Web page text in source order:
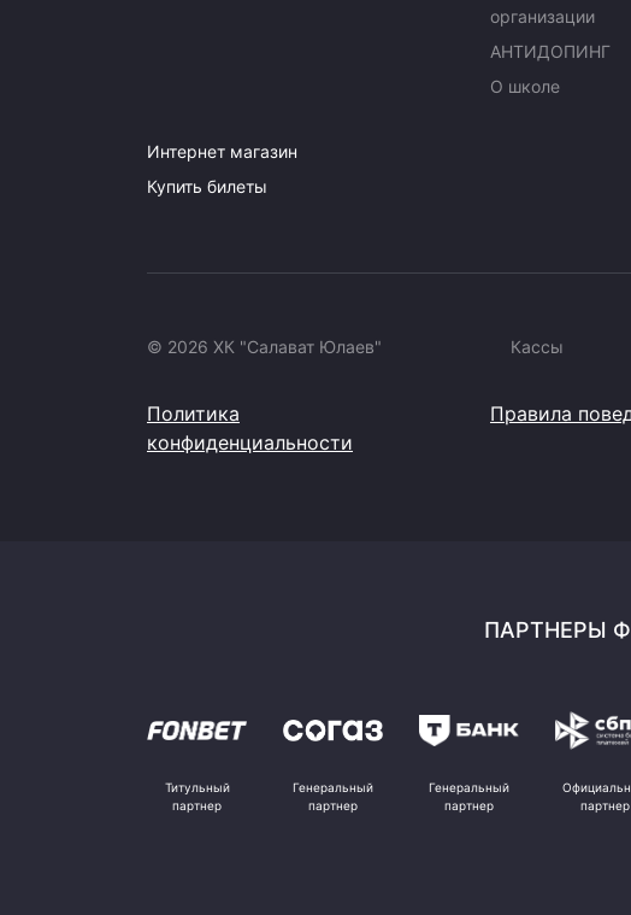
организации
АНТИДОПИНГ
О школе
Интернет магазин
Купить билеты
© 2026 ХК "Салават Юлаев" Кассы
Политика
конфиденциальности
Правила
ПАРТНЕРЫ
Титульный
партнер
Генеральный
партнер
Генеральный
партнер
партнер